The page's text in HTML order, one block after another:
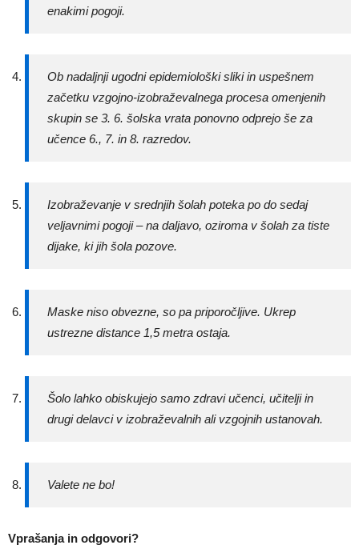
enakimi pogoji.
Ob nadaljnji ugodni epidemiološki sliki in uspešnem
začetku vzgojno-izobraževalnega procesa omenjenih
skupin se 3. 6. šolska vrata ponovno odprejo še za
učence 6., 7. in 8. razredov.
Izobraževanje v srednjih šolah poteka po do sedaj
veljavnimi pogoji – na daljavo, oziroma v šolah za tiste
dijake, ki jih šola pozove.
Maske niso obvezne, so pa priporočljive. Ukrep
ustrezne distance 1,5 metra ostaja.
Šolo lahko obiskujejo samo zdravi učenci, učitelji in
drugi delavci v izobraževalnih ali vzgojnih ustanovah.
Valete ne bo!
Vprašanja in odgovori?